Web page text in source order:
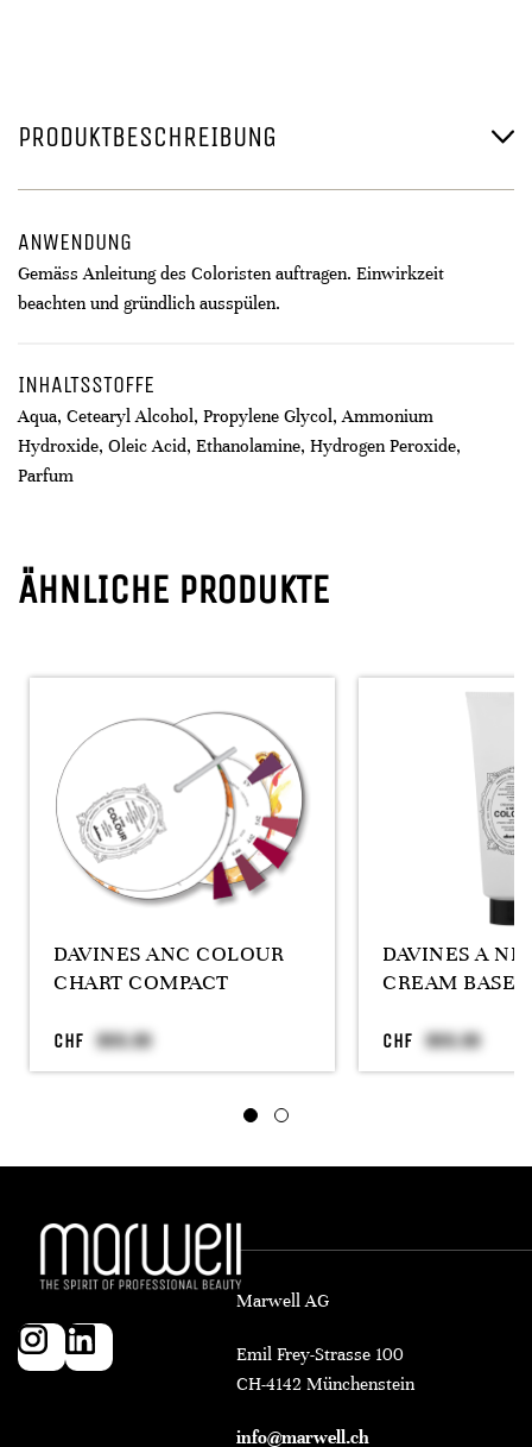
PRODUKTBESCHREIBUNG
ANWENDUNG
Gemäss Anleitung des Coloristen auftragen. Einwirkzeit
beachten und gründlich ausspülen.
INHALTSSTOFFE
Aqua, Cetearyl Alcohol, Propylene Glycol, Ammonium
Hydroxide, Oleic Acid, Ethanolamine, Hydrogen Peroxide,
Parfum
ÄHNLICHE PRODUKTE
DAVINES ANC COLOUR
CHART COMPACT
CHF
DAVINES A
CREAM BASE
CHF
Marwell AG
Emil Frey-Strasse 100
CH-4142 Münchenstein
info@marwell.ch